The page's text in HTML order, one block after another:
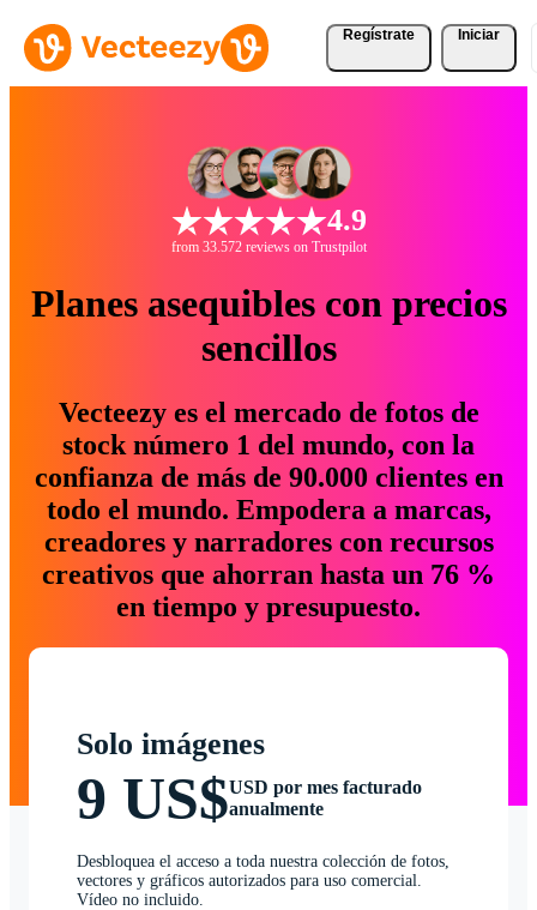
Regístrate Iniciar
4.9
from 33.572 reviews on Trustpilot
Planes asequibles con precios
sencillos
Vecteezy es el mercado de fotos de
stock número 1 del mundo, con la
confianza de más de 90.000 clientes en
todo el mundo. Empodera a marcas,
creadores y narradores con recursos
creativos que ahorran hasta un 76 %
en tiempo y presupuesto.
Solo imágenes
9 US$USD por mes facturado
anualmente
Desbloquea el acceso a toda nuestra colección de fotos,
vectores y gráficos autorizados para uso comercial.
Vídeo no incluido.